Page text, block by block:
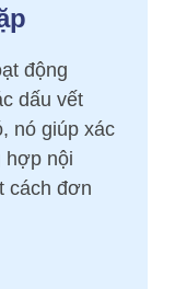
động
dấu vết
nó giúp xác
hợp nội
cách đơn